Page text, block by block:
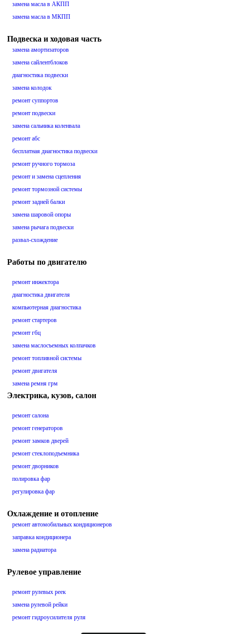
замена масла в АКПП
замена масла в МКПП
Подвеска и ходовая часть
замена амортизаторов
замена сайлентблоков
диагностика подвески
замена колодок
ремонт суппортов
ремонт подвески
замена сальника коленвала
ремонт абс
бесплатная диагностика подвески
ремонт ручного тормоза
ремонт и замена сцепления
ремонт тормозной системы
ремонт задней балки
замена шаровой опоры
замена рычага подвески
развал-схождение
Работы по двигателю
ремонт инжектора
диагностика двигателя
компьютерная диагностика
ремонт стартеров
ремонт гбц
замена маслосъемных колпачков
ремонт топливной системы
ремонт двигателя
замена ремня грм
Электрика, кузов, салон
ремонт салона
ремонт генераторов
ремонт замков дверей
ремонт стеклоподъемника
ремонт дворников
полировка фар
регулировка фар
Охлаждение и отопление
ремонт автомобильных кондиционеров
заправка кондиционера
замена радиатора
Рулевое управление
ремонт рулевых реек
замена рулевой рейки
ремонт гидроусилителя руля